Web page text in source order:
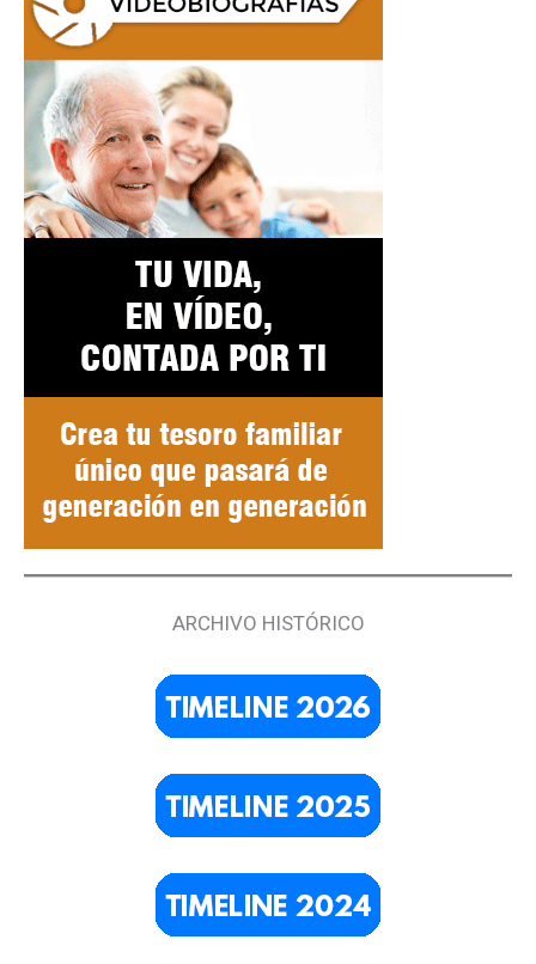
ARCHIVO HISTÓRICO